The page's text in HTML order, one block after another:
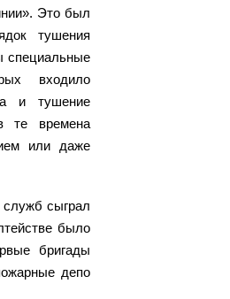
Это был
тушения
специальные
входило
и тушение
те времена
или даже
сыграл
было
бригады
депо